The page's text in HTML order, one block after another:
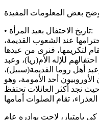
• تاريخ الاحتفال بعيد المرأة:
عند الشعوب القديمة،
لتكريمها، فنرى من عبدها
للإله الأم(ريا)، وعبد
وعبد أهل روما القديمة(سبيل)،
أحد الأمومة، وهو
نجد أكثر العائلات تحتفظ
بامتياز، لاحت بوادره عام